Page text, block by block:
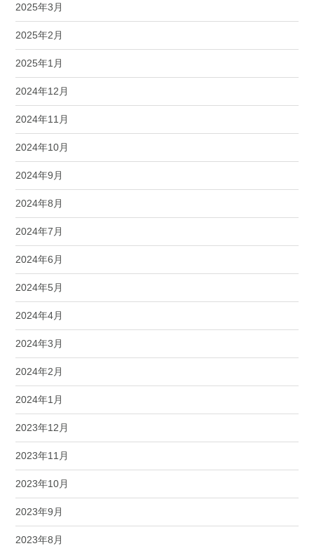
2025年3月
2025年2月
2025年1月
2024年12月
2024年11月
2024年10月
2024年9月
2024年8月
2024年7月
2024年6月
2024年5月
2024年4月
2024年3月
2024年2月
2024年1月
2023年12月
2023年11月
2023年10月
2023年9月
2023年8月